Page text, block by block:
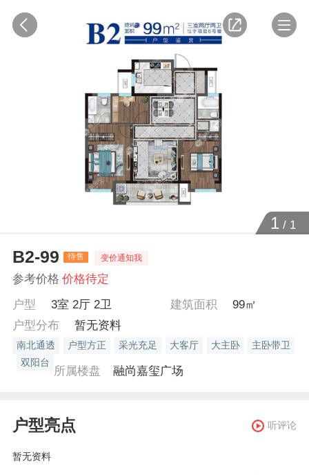
1 / 1
B2-99 待售 变价通知我
参考价格 价格待定
户型
3室 2厅 2卫 建筑面积
99㎡
户型分布
暂无资料
南北通透 户型方正 采光充足 大客厅 大主卧
主卧带卫
双阳台
所属楼盘 融尚嘉玺广场
户型亮点 听评论
暂无资料